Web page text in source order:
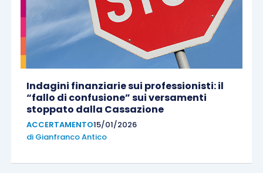
Indagini finanziarie sui professionisti: il
“fallo di confusione” sui versamenti
stoppato dalla Cassazione
ACCERTAMENTO15/01/2026
di Gianfranco Antico